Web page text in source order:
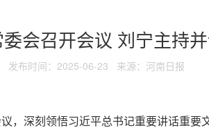
会召开会议 刘宁主持
发布时间：2025-06-23 来源：河南日报
，深刻领悟习近平总书记重要讲话重要